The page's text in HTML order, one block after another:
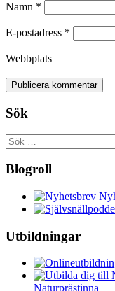
Namn *
E-postadress *
Webbplats
Sök
Sök
efter:
Blogroll
Utbildningar
Naturprästinna